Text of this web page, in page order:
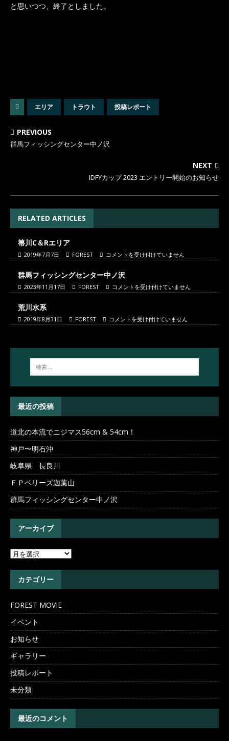
と思いつつ、終了としました。
エリア トラウト 投稿レポート
PREVIOUS
群馬フィッシングセンター中ノ沢
NEXT
IDFYカップ 2023 エントリー開始のお知らせ
RELATED ARTICLES
箒川C＆Rエリア
2019年7月7日 FOREST コメントを受け付けていません
群馬フィッシングセンター中ノ沢
2023年11月17日 FOREST コメントを受け付けていません
荒川水系
2019年8月31日 FOREST コメントを受け付けていません
最近の投稿
道北の本流でニジマス56cm & 54cm！
神戸〜明石沖
岐阜県 長良川
ＦＰベリーズ迦葉山
群馬フィッシングセンター中ノ沢
アーカイブ
カテゴリー
FOREST MOVIE
イベント
お知らせ
ギャラリー
投稿レポート
未分類
最近のコメント